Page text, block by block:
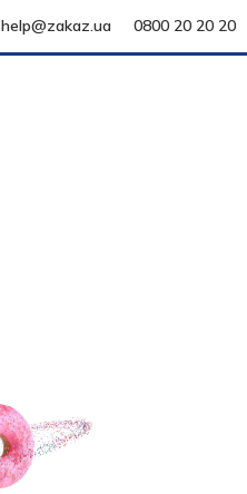
help@zakaz.ua 0800 20 20 20